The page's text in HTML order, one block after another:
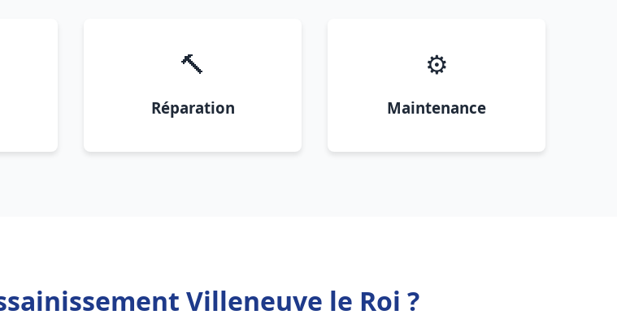
🔨
Réparation
⚙️
Maintenance
Villeneuve le Roi ?